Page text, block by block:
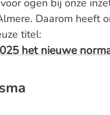
ogen bij onze
Daarom heeft
titel:
het nieuwe